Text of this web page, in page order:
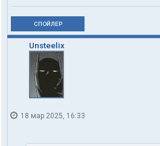
СПОЙЛЕР
Unsteelix
18 мар 2025, 16:33